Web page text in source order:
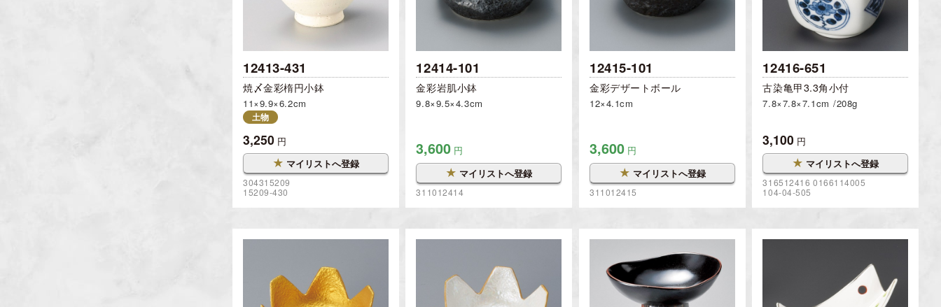
12413-431
焼〆金彩楕円小鉢
11×9.9×6.2cm
土物
3,250 円
★ マイリストへ登録
304315209
15209-430
12414-101
金彩岩肌小鉢
9.8×9.5×4.3cm
3,600 円
★ マイリストへ登録
311012414
12415-101
金彩デザートボール
12×4.1cm
3,600 円
★ マイリストへ登録
311012415
12416-651
古染亀甲3.3角小付
7.8×7.8×7.1cm 208g
3,100 円
★ マイリストへ登録
316512416 0166114005
104-04-505